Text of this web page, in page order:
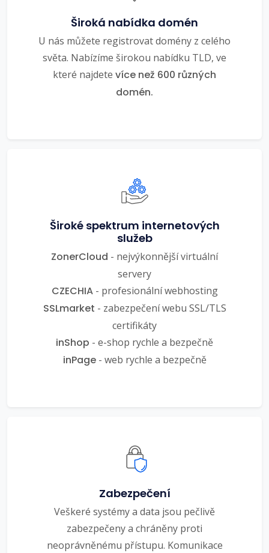
Široká nabídka domén
U nás můžete registrovat domény z celého
světa. Nabízíme širokou nabídku TLD, ve
které najdete více než 600 různých
domén.
Široké spektrum internetových
služeb
ZonerCloud - nejvýkonnější virtuální
servery
CZECHIA- profesionální webhosting
SSLmarket - zabezpečení webu SSL/TLS
certifikáty
inShop - e-shop rychle a bezpečně
inPage- web rychle a bezpečně
Zabezpečení
Veškeré systémy a data jsou pečlivě
zabezpečeny a chráněny proti
neoprávněnému přístupu. Komunikace